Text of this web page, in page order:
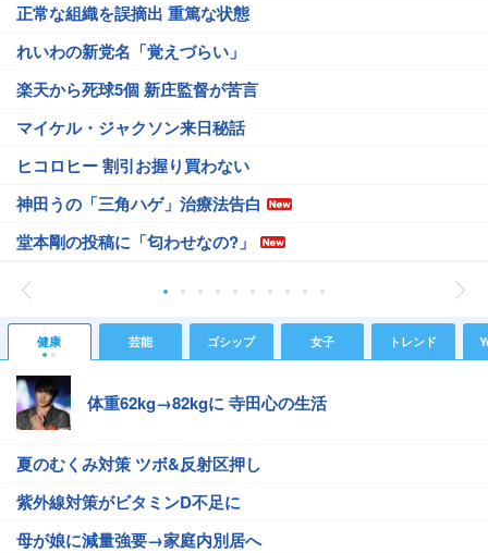
正常な組織を誤摘出 重篤な状態
れいわの新党名「覚えづらい」
楽天から死球5個 新庄監督が苦言
マイケル・ジャクソン来日秘話
ヒコロヒー 割引お握り買わない
神田うの「三角ハゲ」治療法告白
堂本剛の投稿に「匂わせなの?」
健康 芸能 ゴシップ 女子 トレンド
体重62kg→82kgに 寺田心の生活
夏のむくみ対策 ツボ&反射区押し
紫外線対策がビタミンD不足に
母が娘に減量強要→家庭内別居へ